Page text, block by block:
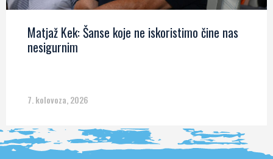
Matjaž Kek: Šanse koje ne iskoristimo čine nas
nesigurnim
7. kolovoza, 2026